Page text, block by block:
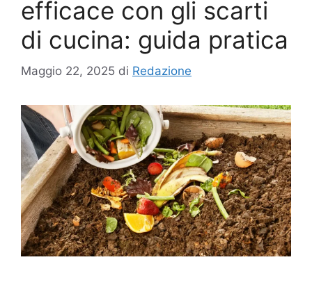
efficace con gli scarti
di cucina: guida pratica
Maggio 22, 2025 di Redazione